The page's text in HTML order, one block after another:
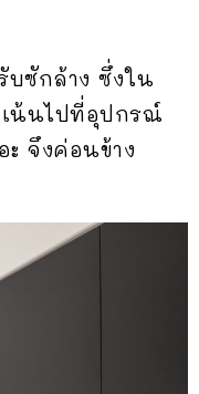
ซักล้าง ซึ่งใน
น้นไปที่อุปกรณ์
ะ จึงค่อนข้าง